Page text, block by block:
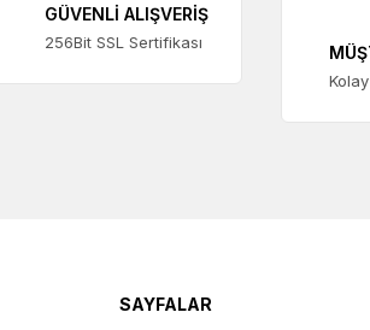
GÜVENLİ ALIŞVERİŞ
256Bit SSL Sertifikası
SAYFALAR